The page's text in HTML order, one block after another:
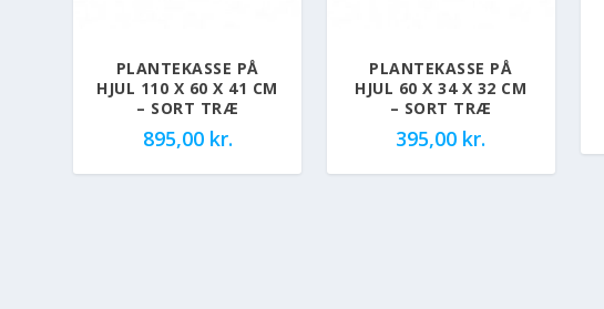
PLANTEKASSE PÅ
HJUL 110 X 60 X 41 CM
– SORT TRÆ
895,00 kr.
PLANTEKASSE PÅ
HJUL 60 X 34 X 32 CM
– SORT TRÆ
395,00 kr.